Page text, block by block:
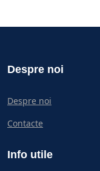
Despre noi
Despre noi
Contacte
Info utile